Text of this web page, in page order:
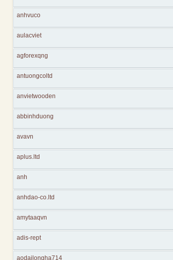
anhvuco
aulacviet
agforexqng
antuongcoltd
anvietwooden
abbinhduong
avavn
aplus.ltd
anh
anhdao-co.ltd
amytaaqvn
adis-rept
aodailongha714